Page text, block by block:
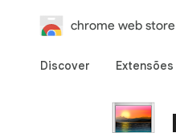
chrome web store
Discover Extensões